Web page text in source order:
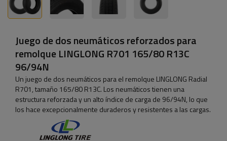
Juego de dos neumáticos reforzados para
remolque LINGLONG R701 165/80 R13C
96/94N
Un juego de dos neumáticos para el remolque LINGLONG Radial
R701, tamaño 165/80 R13C. Los neumáticos tienen una
estructura reforzada y un alto índice de carga de 96/94N, lo que
los hace excepcionalmente duraderos y resistentes a las cargas.